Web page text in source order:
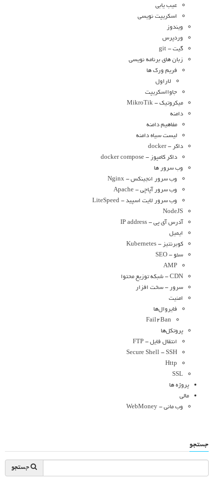
عیب یابی
اسکریپت نویسی
ویندوز
وردپرس
گیت - git
زبان های برنامه نویسی
فریم ورک ها
لاراول
جاوااسکریپت
میکروتیک - MikroTik
دامنه
مفاهیم دامنه
لیست سیاه دامنه
داکر - docker
داکر کامپوز - docker compose
وب سرور ها
وب سرور انجینکس - Nginx
وب سرور آپاچی - Apache
وب سرور لایت اسپید - LiteSpeed
NodeJS
آدرس آی پی - IP address
ایمیل
کوبرنتیز - Kubernetes
سئو - SEO
AMP
CDN - شبکه توزیع محتوا
سرور - سخت افزار
امنیت
فایروال‌ها
Fail2Ban
پروتکل‌ها
انتقال فایل - FTP
Secure Shell - SSH
Http
SSL
پروژه ها
مالی
وب مانی - WebMoney
جستجو
جستجو